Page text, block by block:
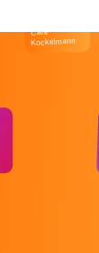
Café
Kockelmann